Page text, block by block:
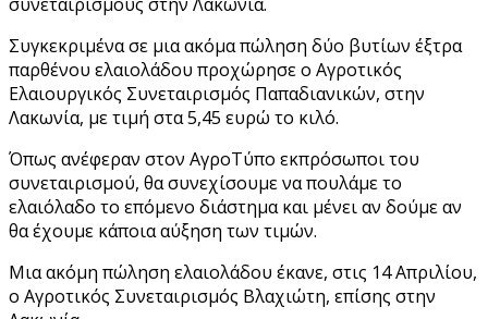
Συγκεκριμένα σε μια ακόμα πώληση δύο βυτίων έξτρα
παρθένου ελαιολάδου προχώρησε ο Αγροτικός
Ελαιουργικός Συνεταιρισμός Παπαδιανικών, στην
Λακωνία, με τιμή στα 5,45 ευρώ το κιλό.
Όπως ανέφεραν στον ΑγροΤύπο εκπρόσωποι του
συνεταιρισμού, θα συνεχίσουμε να πουλάμε το
ελαιόλαδο το επόμενο διάστημα και μένει αν δούμε αν
θα έχουμε κάποια αύξηση των τιμών.
Μια ακόμη πώληση ελαιολάδου έκανε, στις 14 Απριλίου,
ο Αγροτικός Συνεταιρισμός Βλαχιώτη, επίσης στην